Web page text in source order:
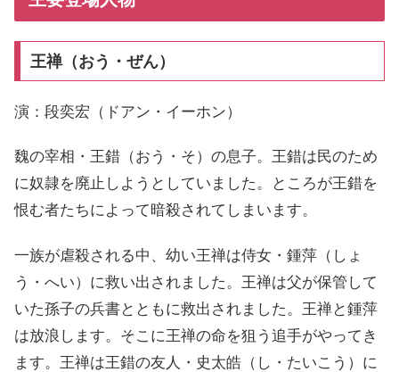
王禅（おう・ぜん）
演：段奕宏（ドアン・イーホン）
魏の宰相・王錯（おう・そ）の息子。王錯は民のため
に奴隷を廃止しようとしていました。ところが王錯を
恨む者たちによって暗殺されてしまいます。
一族が虐殺される中、幼い王禅は侍女・鍾萍（しょ
う・へい）に救い出されました。王禅は父が保管して
いた孫子の兵書とともに救出されました。王禅と鍾萍
は放浪します。そこに王禅の命を狙う追手がやってき
ます。王禅は王錯の友人・史太皓（し・たいこう）に